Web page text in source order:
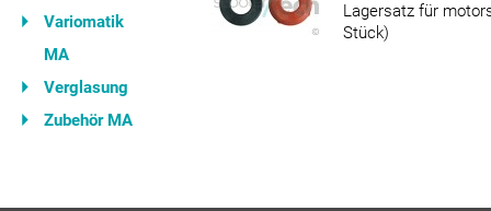
Variomatik
MA
Verglasung
Zubehör MA
Lagersatz für
Stück)